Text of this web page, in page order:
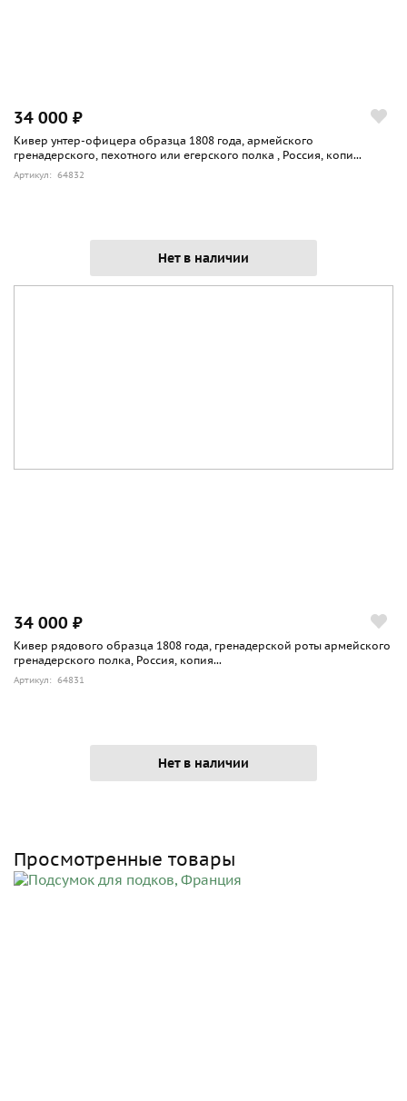
34 000 ₽
Кивер унтер-офицера образца 1808 года, армейского
гренадерского, пехотного или егерского полка , Россия, копи...
Артикул: 64832
Нет в наличии
34 000 ₽
Кивер рядового образца 1808 года, гренадерской роты армейского
гренадерского полка, Россия, копия...
Артикул: 64831
Нет в наличии
Просмотренные товары